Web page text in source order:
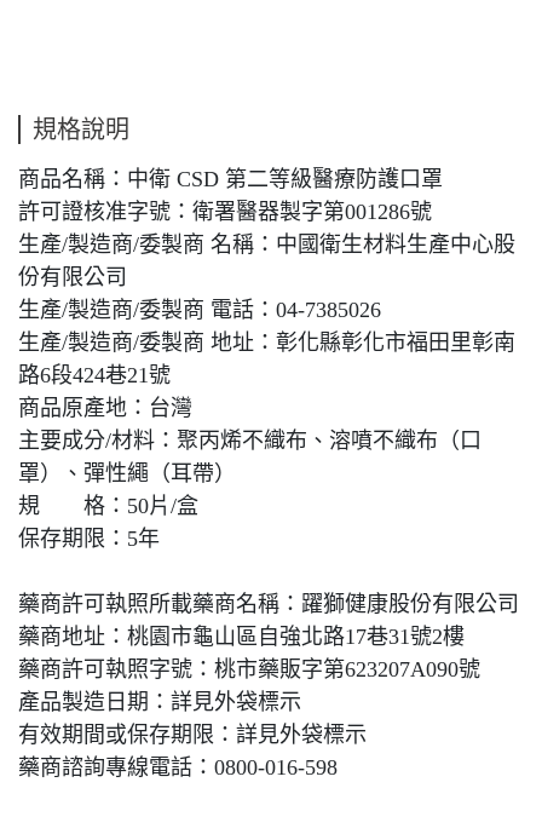
規格說明
商品名稱：中衛 CSD 第二等級醫療防護口罩
許可證核准字號：衛署醫器製字第001286號
生產/製造商/委製商 名稱：中國衛生材料生產中心股
份有限公司
生產/製造商/委製商 電話：04-7385026
生產/製造商/委製商 地址：彰化縣彰化市福田里彰南
路6段424巷21號
商品原產地：台灣
主要成分/材料：聚丙烯不織布、溶噴不織布（口
罩）、彈性繩（耳帶）
規 格：50片/盒
保存期限：5年
藥商許可執照所載藥商名稱：躍獅健康股份有限公司
藥商地址：桃園市龜山區自強北路17巷31號2樓
藥商許可執照字號：桃市藥販字第623207A090號
產品製造日期：詳見外袋標示
有效期間或保存期限：詳見外袋標示
藥商諮詢專線電話：0800-016-598